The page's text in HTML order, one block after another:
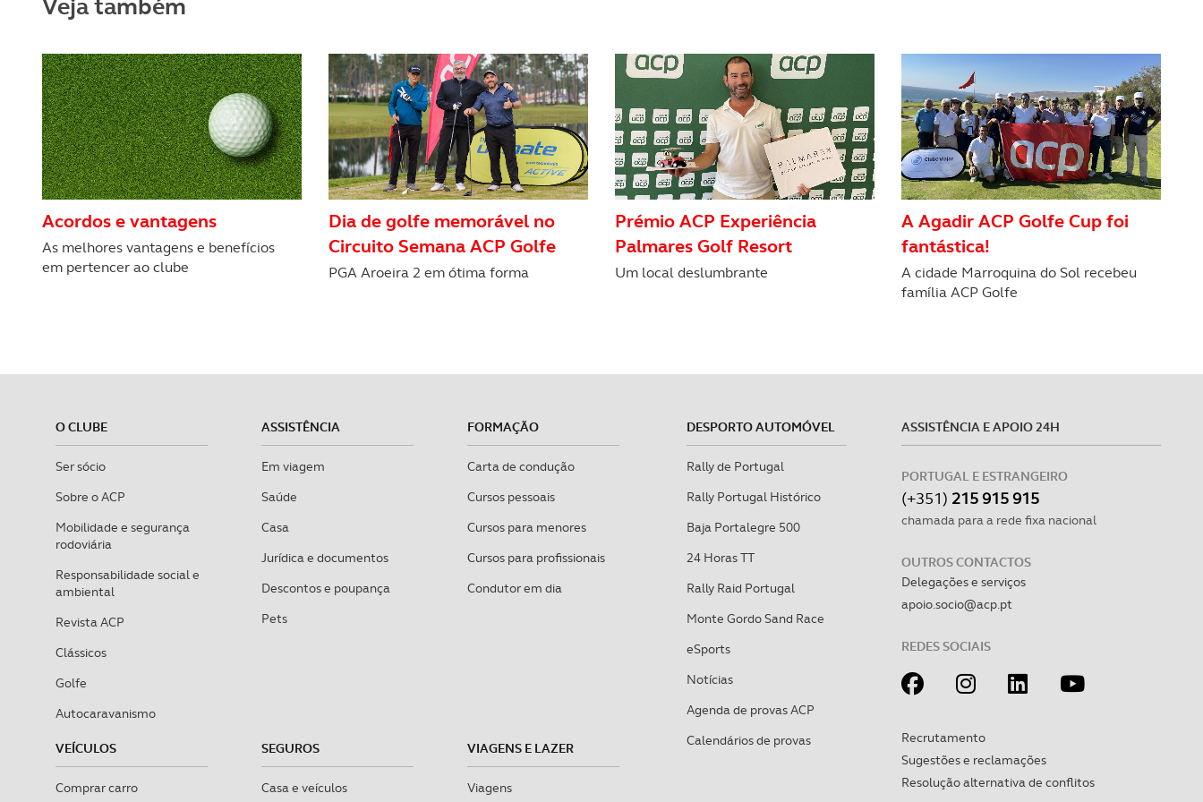
Veja também
Acordos e vantagens
As melhores vantagens e benefícios
em pertencer ao clube
Dia de golfe memorável no
Circuito Semana ACP Golfe
PGA Aroeira 2 em ótima forma
Prémio ACP Experiência
Palmares Golf Resort
Um local deslumbrante
A Agadir ACP Golfe Cup foi
fantástica!
A cidade Marroquina do Sol recebeu
família ACP Golfe
O CLUBE
Ser sócio
Sobre o ACP
Mobilidade e segurança
rodoviária
Responsabilidade social e
ambiental
Revista ACP
Clássicos
Golfe
Autocaravanismo
ASSISTÊNCIA
Em viagem
Saúde
Casa
Jurídica e documentos
Descontos e poupança
Pets
FORMAÇÃO
Carta de condução
Cursos pessoais
Cursos para menores
Cursos para profissionais
Condutor em dia
VEÍCULOS
Comprar carro
SEGUROS
Casa e veículos
VIAGENS E LAZER
Viagens
DESPORTO AUTOMÓVEL
Rally de Portugal
Rally Portugal Histórico
Baja Portalegre 500
24 Horas TT
Rally Raid Portugal
Monte Gordo Sand Race
eSports
Notícias
Agenda de provas ACP
Calendários de provas
ASSISTÊNCIA E APOIO 24H
PORTUGAL E ESTRANGEIRO
(+351) 215 915 915
chamada para a rede fixa nacional
OUTROS CONTACTOS
Delegações e serviços
apoio.socio@acp.pt
REDES SOCIAIS
Recrutamento
Sugestões e reclamações
Resolução alternativa de conflitos